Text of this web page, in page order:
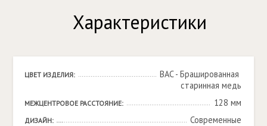
Характеристики
ЦВЕТ ИЗДЕЛИЯ:
BAC - Брашированная
старинная медь
МЕЖЦЕНТРОВОЕ РАССТОЯНИЕ: 128 мм
ДИЗАЙН: Современные